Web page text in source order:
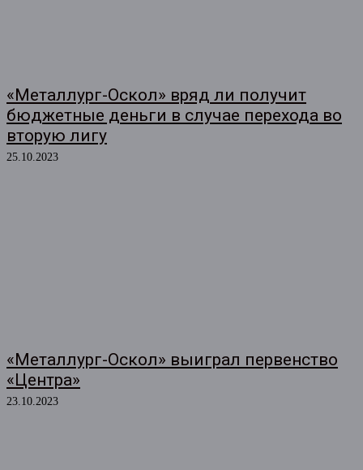
«Металлург-Оскол» вряд ли получит
бюджетные деньги в случае перехода во
вторую лигу
25.10.2023
«Металлург-Оскол» выиграл первенство
«Центра»
23.10.2023